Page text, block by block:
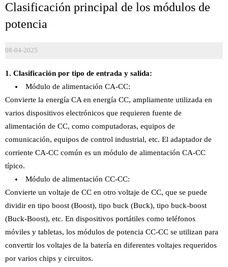
Clasificación principal de los módulos de
potencia
08-04-2025
1. Clasificación por tipo de entrada y salida:
Módulo de alimentación CA-CC:
Convierte la energía CA en energía CC, ampliamente utilizada en
varios dispositivos electrónicos que requieren fuente de
alimentación de CC, como computadoras, equipos de
comunicación, equipos de control industrial, etc. El adaptador de
corriente CA-CC común es un módulo de alimentación CA-CC
típico.
Módulo de alimentación CC-CC:
Convierte un voltaje de CC en otro voltaje de CC, que se puede
dividir en tipo boost (Boost), tipo buck (Buck), tipo buck-boost
(Buck-Boost), etc. En dispositivos portátiles como teléfonos
móviles y tabletas, los módulos de potencia CC-CC se utilizan para
convertir los voltajes de la batería en diferentes voltajes requeridos
por varios chips y circuitos.